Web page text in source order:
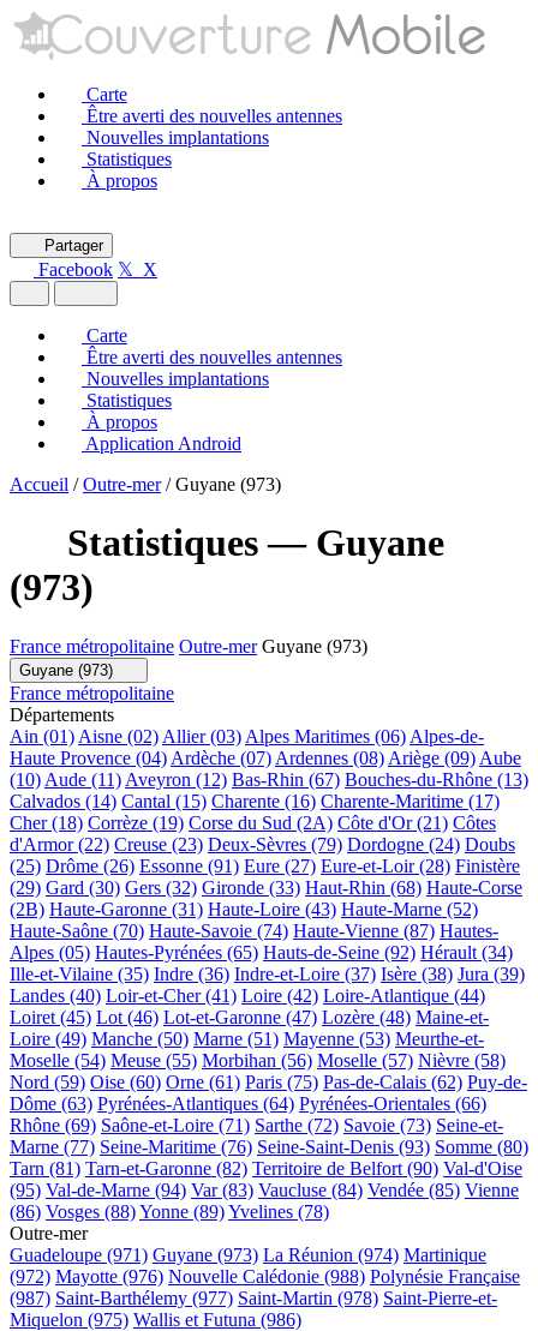
Carte
Être averti des nouvelles antennes
Nouvelles implantations
Statistiques
À propos
Partager
Facebook 𝕏 X
Carte
Être averti des nouvelles antennes
Nouvelles implantations
Statistiques
À propos
Application Android
Accueil / Outre-mer / Guyane (973)
Statistiques — Guyane
(973)
France métropolitaine Outre-mer Guyane (973)
Guyane (973)
France métropolitaine
Départements
Ain (01) Aisne (02) Allier (03) Alpes Maritimes (06) Alpes-de-
Haute Provence (04) Ardèche (07) Ardennes (08) Ariège (09) Aube
(10) Aude (11) Aveyron (12) Bas-Rhin (67) Bouches-du-Rhône (13)
Calvados (14) Cantal (15) Charente (16) Charente-Maritime (17)
Cher (18) Corrèze (19) Corse du Sud (2A) Côte d'Or (21) Côtes
d'Armor (22) Creuse (23) Deux-Sèvres (79) Dordogne (24) Doubs
(25) Drôme (26) Essonne (91) Eure (27) Eure-et-Loir (28) Finistère
(29) Gard (30) Gers (32) Gironde (33) Haut-Rhin (68) Haute-Corse
(2B) Haute-Garonne (31) Haute-Loire (43) Haute-Marne (52)
Haute-Saône (70) Haute-Savoie (74) Haute-Vienne (87) Hautes-
Alpes (05) Hautes-Pyrénées (65) Hauts-de-Seine (92) Hérault (34)
Ille-et-Vilaine (35) Indre (36) Indre-et-Loire (37) Isère (38) Jura (39)
Landes (40) Loir-et-Cher (41) Loire (42) Loire-Atlantique (44)
Loiret (45) Lot (46) Lot-et-Garonne (47) Lozère (48) Maine-et-
Loire (49) Manche (50) Marne (51) Mayenne (53) Meurthe-et-
Moselle (54) Meuse (55) Morbihan (56) Moselle (57) Nièvre (58)
Nord (59) Oise (60) Orne (61) Paris (75) Pas-de-Calais (62) Puy-de-
Dôme (63) Pyrénées-Atlantiques (64) Pyrénées-Orientales (66)
Rhône (69) Saône-et-Loire (71) Sarthe (72) Savoie (73) Seine-et-
Marne (77) Seine-Maritime (76) Seine-Saint-Denis (93) Somme (80)
Tarn (81) Tarn-et-Garonne (82) Territoire de Belfort (90) Val-d'Oise
(95) Val-de-Marne (94) Var (83) Vaucluse (84) Vendée (85) Vienne
(86) Vosges (88)Yonne (89)Yvelines (78)
Outre-mer
Guadeloupe (971) Guyane (973) La Réunion (974) Martinique
(972) Mayotte (976) Nouvelle Calédonie (988) Polynésie Française
(987) Saint-Barthélemy (977) Saint-Martin (978) Saint-Pierre-et-
Miquelon (975) Wallis et Futuna (986)